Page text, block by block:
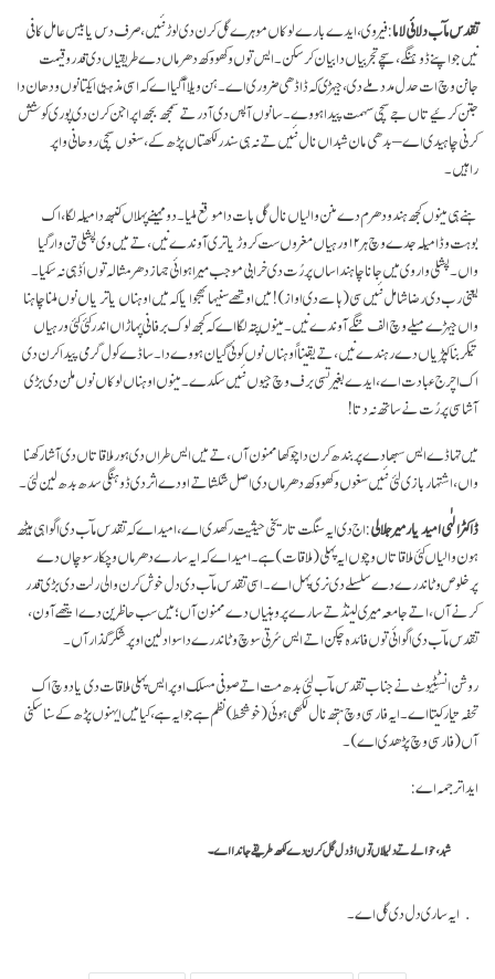
تقدس مآب دلائی لاما: فیر وی، ایدے بارے لوکاں موہرے گل کرن دی لوڑ نئیں، صرف دس یا بیس عامل کافی
نیں جو اپنے ڈوہنگے، سچے تجربیاں دا بیان کر سکن۔ ایس توں وکھو وکھ دھرماں دے طریقیاں دی قدروقیمت
جانن وچ ات حدل مدد ملے دی، جیہڑی کہ ڈاڈھی ضروری اے۔ ہن ویلا آ گیا اے کہ اسی مذہبی ایکتا نوں ودھان دا
جتن کرئیے تاں جے سچی سہمت پیدا ہووے۔ سانوں آپس دی آدر تے سمجھ بجھ اپراجن کرن دی پوری کوشش
کرنی چاہیدی اے – بدھی مان شبداں نال نئیں تے نہ ہی سندر لکھتاں پڑھ کے، سغوں سچی روحانی واپر
راہیں۔
ہنے ہی مینوں کجھ ہندو دھرم دے منن والیاں نال گل بات دا موقع ملیا۔ دو مہینے پہلاں کنبھ دا میلہ لگا، اک
بوہت وڈا میلہ جدے وچ ہر ۱۲ ورہیاں مغروں ست کروڑ یاتری آوندے نیں، تے میں وی پشلی تن وار گیا
واں۔ پشلی وار وی میں جانا چاہندا ساں پر رُت دی خرابی موجب میرا ہوائی جہاز دھرمشالہ توں اُڈ ہی نہ سکیا۔
یعنی رب دی رضا شامل نئیں سی (ہاسے دی اواز)! میں اوتھے سنیہا بھجوایا کہ میں اوہناں یاتریاں نوں ملنا چاہنا
واں جیہڑے میلے وچ الف ننگے آوندے نیں۔ مینوں پتہ لگا اے کہ کجھ لوک برفانی پہاڑاں اندر کئی کئی ورہیاں
تیکر بنا کپڑیاں دے رہندے نیں، تے یقیناً اوہناں نوں کوئی گیان ہووے دا۔ ساڈے کول گرمی پیدا کرن دی
اک اچرج عبادت اے، ایدے بغیر تسی برف وچ جیوں نئیں سکدے۔ مینوں اوہناں لوکاں نوں ملن دی بڑی
آشا سی پر رُت نے ساتھ نہ دتا!
میں تہاڈے ایس سبھا دے پربندھ کرن دا چوکھا ممنون آں، تے میں ایس طراں دی ہور ملاقاتاں دی آشا رکھنا
واں، اشتہار بازی لئی نئیں سغوں وکھو وکھ دھرماں دی اصل شکشا تے اودے اثر دی ڈوہنگی سدھ بدھ لین لئی۔
ڈاکٹرالٰہی امیدیار میر جلالی: اج دی ایہ سنگت تاریخی حیثیت رکھدی اے، امید اے کہ تقدس مآب دی اگواہی ہیٹھ
ہون والیاں کئی ملاقاتاں وچوں ایہ پہلی (ملاقات) ہے۔ امید اے کہ ایہ سارے دھرماں وچکار سوچاں دے
پرخلوص وٹاندرے دے سلسلے دی نری پہل اے۔ اسی تقدس مآب دی دل خوش کرن والی رلت دی بڑی قدر
کرنے آں، اتے جامعہ میری لینڈ تے سارے پروہنیاں دے ممنون آں؛ میں سب حاظرین دے ایتھے آون،
تقدس مآب دی اگوائی توں فائدہ چکن اتے ایس سُرتی سوچ وٹاندرے دا سواد لین اوپر شکر گذار آں۔
روشن انسٹِٹیوٹ نے جناب تقدس مآب لئی بدھ مت اتے صوفی مسلک اوپر ایس پہلی ملاقات دی یاد وچ اک
تحفہ تیار کیتا اے۔ ایہ فارسی وچ ہتھ نال لکھی ہوئی (خوشخط) نظم ہے جو ایہ ہے، کیا میں ایہنوں پڑھ کے سنا سکنی
آں (فارسی وچ پڑھدی اے)۔
ایدا ترجمہ اے:
شبد، حوالے تے دلیلاں توں اڈ دل گل کرن دے لکھ طریقے جاندا اے۔
ایہ ساری دل دی گل اے۔